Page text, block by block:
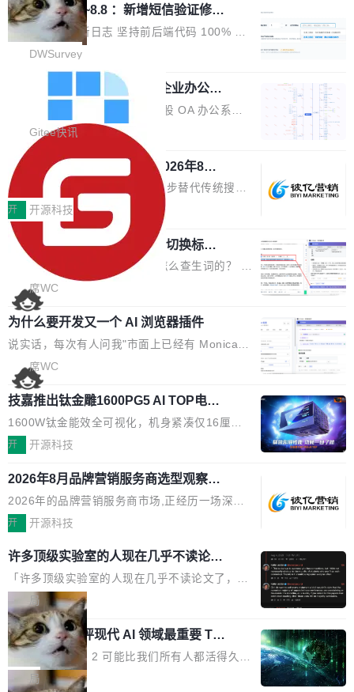
现，在基准测试中与 Un...
研究与产业落地融合展开多维度研讨。星连资本
创始合伙人张鸣晨表示，AI产业化是长期产融结
合过程，早期优质技术项目需持续资本与产业资
者、产业专家、投资人围绕AI前沿技术瓶颈、行
业固有认知重构等议题展开跨界对话，聚焦行业
真实痛点与突破方向...
MB，是 1 个 G。一个显示天气的应用。 Windo
ws 内置应用臃肿早就是老话题了，但一款天气
应用占用内存就超过 1G 还是过于离谱——问题
个嵌在 Edge WebView 里的网页。它不是一个
「应用」，它是一个运行在浏览器引擎里的网
页，外面套了一层 Windows 的壳。 WebView2
本身就是个内存大户。它加载了完整的 Edge 渲
染引擎，包括 JavaScript 引擎...
调问更新7.26~8.8 ：新增短信验证修
改，考试能力升级
DWSurvey 更新日志 坚持前后端代码 100% 开
源助力企业建设自主可控的问卷调研系统 官网地
址www.diaowen.net ➔ 源码下载Gitee 仓库 ➔
本次更新新增短信验证修改已答问卷功能，提升
答卷安全性；同时升级考试能力，完善填空题判
分、防切屏等功能体验，并优化多项产品细节，
提升整体使用体验。 新增功能 01. 新增验证手
机号后查看、修改已答问卷功能 02. 新增填空题
判分功能 03. 添加协作管理员支持树形结构选择
体验优化与修复 •页面与体验优化 优化工作台首
页 UI 展示效果，提升页面使用体验。 优化防切
屏提醒规则，调整为每次切屏均触发提示，提升
考试规范性。 优化登录状...
DWSurvey
勾股 OA v6.0.2 已经发布，企业办公系
勾股 OA v6.0.2 已经发布。 勾股 OA 办公系统
是一款简单实用的开源的企业办公系统。系统集
成了系统设置、附件管理、人事管理、行政管
理、消息管理、资产管理、企业公告、知识网
盘、审批流程设置、办公审批、工作计划、工作
汇报、工作日志、日常办公、财务管理、客户管
理、合同管理、项目管理、任务管理等功能模
块。系统简约，易于功能扩展，方便二次开发，
可以用来做日常 OA，CRM，ERP，业务管理等
系统。 勾股OA6.0.2版本主要是对勾股OA 6第
一个大版本发布的部分功能细节优化和bug问题
修复的版本，具体更新日志如下： 1、补全新版
本的各个审批类型的审批单导出 2、优化各个审
Gitee快讯
942亿赛道如何选对伙伴？2026年8月G
EO公司推荐
当DeepSeek、豆包等大模型逐步替代传统搜索
成为用户获取信息的主要入口,品牌竞争的逻辑变
了:不再是争抢关键词排名,而是想办法进入AI脱
口而出的那个答案。"GEO公司推荐"这个搜索词
背后,折射的是企业面对新兴服务赛道时的集体困
惑——该信谁、看什么、怎么选。 据易观分析
《中国GEO市场产业图谱》数据,2026年中国GE
O行业规模预计达942亿元,同比增长169.7%。G
artner同期预测,传统搜索引擎访问量年内将下滑
25%,AI载体流量占比突破40%;埃森哲2025年中
国消费者调研则指出,37%的用户在有明确购买需
求时倾向于先问AI。几组数据指向一致:GEO已
从营销"加分项"变成品牌在AI时...
开 开源科技
任意网页划词 AI 问答：不用切换标签页
的效率秘诀
看英文技术文档的时候，你是怎么查生词的？ 我
猜大多数人的流程是：选中单词 → Ctrl+C → 切
到翻译标签页 → Ctrl+V → 看翻译 → 切回原
文。遇到不懂的代码片段，再切到 ChatGPT 问
一下。来回切换几次，思路早断了。 今天介绍的
开源 Chrome 扩展 AI Helper，有一个划词浮动
工具栏功能，能让你在任意网页选中文本就直接
用 AI，完全不用切换标签页。 划词工具栏是什
么 安装 AI Helper 后，在任意网页选中文本，选
区旁边会自动浮现一个工具栏： 工具 功能 典型
场景 AI 搜索 联网搜索相关信息 看到陌生概念，
想快速了解背景 解释 让 AI 解释选中文本 读到
费解...
席WC
为什么要开发又一个 AI 浏览器插件
说实话，每次有人问我"市面上已经有 Monica、
Sider、Copilot for Chrome 这些 AI 浏览器插件
了，你为什么还要再做一个"，我都觉得这个问题
问得好。 因为我自己也是从用户变成开发者的。
现有产品的天花板 我用过不少 AI 浏览器插件。
刚开始觉得都挺好——选中一段文字，弹出解
要。但用久了你会发现，它们本质上都是同一类
东西：一个带网页上下文的聊天框。 它们能读取
页面的文本，然后把文本丢给大模型，再返回一
段回答。仅此而已。 这当然有用，但总觉得差点
意思。比如我在一个后台管理系统里，需要填50
个表单字段，每个字段还有联动逻辑；比如我
想...
席WC
技嘉推出钛金雕1600PG5 AI TOP电
源：为发烧级主机与本地AI算力打造旗
舰供电方案
1600W钛金能效全可视化，机身紧凑仅16厘米
继2026台北电脑展首度亮相后，技嘉科技近日正
电源专为发烧级DIY主机与本地AI算力平台打
造，整机长度仅16厘米，提供1600W额定功率
与80PLUS钛金能效；支持ATX 3.1与PCIe 5.1
实时LCD监控屏，可充分满足当下高阶PC主机
的严苛使用需求。 澎湃功率，紧凑机身 钛金雕1
600PG5 AI TOP具备强悍输出功率，同时实现
机身尺寸大幅精简。整机长度仅16厘米，属于同
功率段机身尺寸十分紧凑的1600W电源产品。小
巧机身有效提升市面主流标准A...
开 开源科技
2026年8月品牌营销服务商选型观察：
从流量思维到品牌资产思维的范式转移
2026年的品牌营销服务商市场,正经历一场深刻
的价值重构。全球全案品牌代理机构市场从2025
复合增长率达5.44%,预计2032年将突破120亿美
元。数字广告与公共关系相关服务市场更是从20
25年的8463亿美元扩张至2026年的8763亿美
元。数字的背后是一个清晰的事实——品牌对专
业化营销服务的需求从未如此迫切。 但市场扩容
的同时,服务商的竞争逻辑正在改变。2026年Top
Agency年度合辑的观察指出,“产品”这个离消费
开 开源科技
许多顶级实验室的人现在几乎不读论文
了
「许多顶级实验室的人现在几乎不读论文了，而
且他们认为 ICLR/ICML/NeurIPS 充斥着大量过
度宣传和欺诈。」 OpenAI 研究员 Keller Jorda
n 这条推文引发了广泛讨论。他不是在说风凉
话，他是说出了一个圈内人尽皆知但很少公开捅
破的事实。 Jordan 随后补充了一句软化声明：
局
xAI 前工程师评现代 AI 领域最重要 Top
3 开源项目
Flash Attention 2 可能比我们所有人都活得久。
这句话不是来自某个技术博客，而是出自 Hieu
局